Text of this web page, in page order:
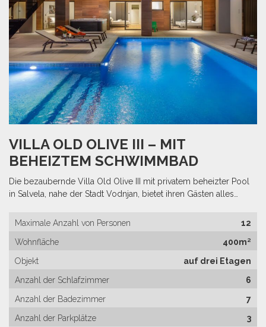
VILLA OLD OLIVE III – MIT
BEHEIZTEM SCHWIMMBAD
Die bezaubernde Villa Old Olive III mit privatem beheizter Pool
in Salvela, nahe der Stadt Vodnjan, bietet ihren Gästen alles…
Maximale Anzahl von Personen
12
Wohnfläche
400m²
Objekt
auf drei Etagen
Anzahl der Schlafzimmer
6
Anzahl der Badezimmer
7
Anzahl der Parkplätze
3